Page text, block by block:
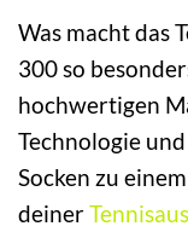
Was macht das
300 so
hochwertigen
Technologie
Socken zu
deiner